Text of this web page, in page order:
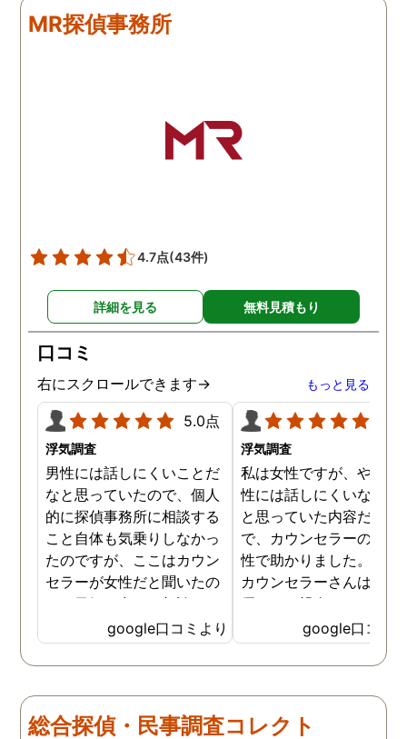
拠で旦那と今後の話しが早
く進みそうです。また結果
かり注意してくださる方で
した。本当に感謝してま
す。また分からない事があ
がとうございました！！
MR探偵事務所
4.7点(43件)
詳細を見る 無料見積もり
口コミ
右にスクロールできます→ もっと見る
5.0点
浮気調査
男性には話しにくいことだ
なと思っていたので、個人
的に探偵事務所に相談する
こと自体も気乗りしなかっ
たのですが、ここはカウン
セラーが女性だと聞いたの
で、勇気を出して相談して
みることにしました。感極
まって泣いてしまったり、
感情が表に出すぎてしまう
ださったので安心して悩み
を話せました。他はどうか
google口コミより
浮気調査
私は女性ですが、やはり
性には話しにくいな。。
と思っていた内容だった
で、カウンセラーの方が
性で助かりました。MR
カウンセラーさんはすご
優しくて親身になって話
聞いてくれるので思わず
を流して話してしまいま
た。それほど自分がずっ
した、調査料金は決して
いとは言えませんが、調
google口コミ
総合探偵・民事調査コレクト